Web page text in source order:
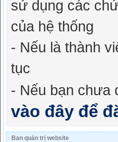
sử dụng các
của hệ thống
- Nếu là thành
tục
- Nếu bạn chưa
vào đây để
Ban quản trị website